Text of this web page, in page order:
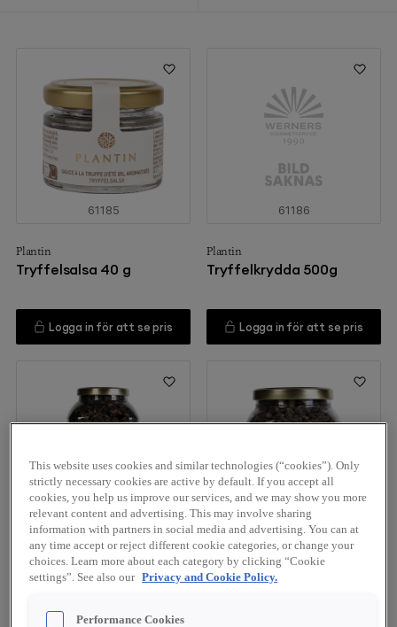
61185
Plantin
Tryffelsalsa 40 g
Logga in för att se pris
61186
Plantin
Tryffelkrydda 500g
Logga in för att se pris
61317
Plantin Beställningsvara
Svart trumpetsvamp
61313
Plantin
Toppmurklor mini torkad
This website uses cookies and similar technologies (“cookies”). Only
strictly necessary cookies are active by default. If you accept all
cookies, you help us improve our services, and we may show you more
relevant content and advertising. This may involve sharing
information with partners in social media and advertising. You can at
any time accept or reject different cookie categories, or change your
choices. Learn more about each category by clicking “Cookie
settings”. See also our Privacy and Cookie Policy.
Performance Cookies